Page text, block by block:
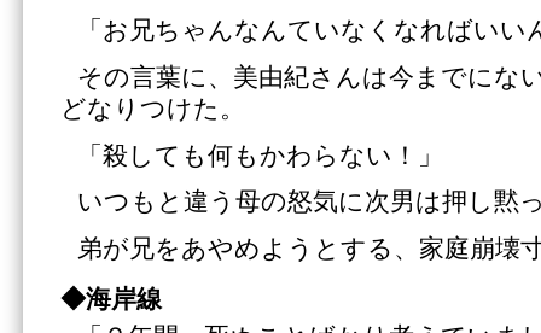
「お兄ちゃんなんていなくなればいい
その言葉に、美由紀さんは今までにな
どなりつけた。
「殺しても何もかわらない！」
いつもと違う母の怒気に次男は押し黙
弟が兄をあやめようとする、家庭崩壊
◆海岸線